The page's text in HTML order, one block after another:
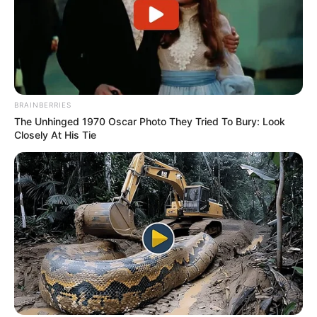
(foto: felipedecastro)
9. Kalau gedung pencakar langit ini ternyata berasal
dari bahan di sekitar, tempat alat tulis di kantor
BRAINBERRIES
The Unhinged 1970 Oscar Photo They Tried To Bury: Look
Closely At His Tie